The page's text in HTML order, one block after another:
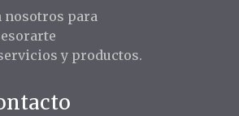
nosotros para
y productos.